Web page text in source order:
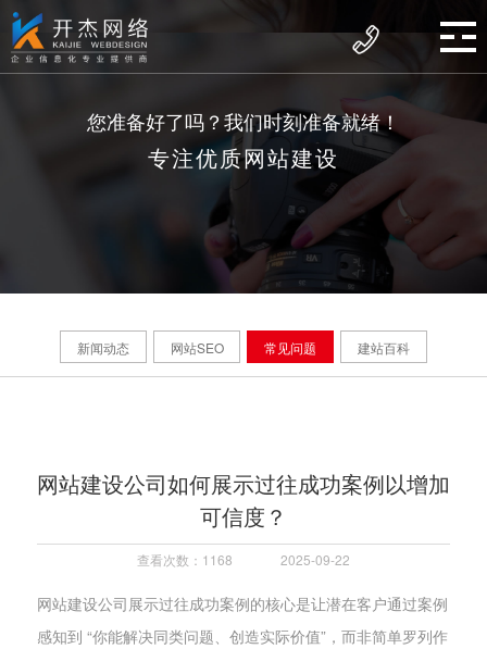
您准备好了吗？我们时刻准备就绪！
专注优质网站建设
新闻动态 网站SEO 常见问题 建站百科
网站建设公司如何展示过往成功案例以增加
可信度？
查看次数：1168 2025-09-22
网站建设公司展示过往成功案例的核心是让潜在客户通过案例
感知到 “你能解决同类问题、创造实际价值”，而非简单罗列作